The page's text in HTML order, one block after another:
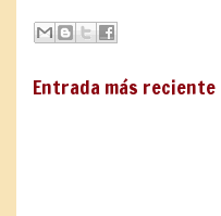
Entrada más reciente